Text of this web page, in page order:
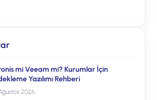
mi Veeam mi? Kurumlar İçin
Yazılımı Rehberi
2026